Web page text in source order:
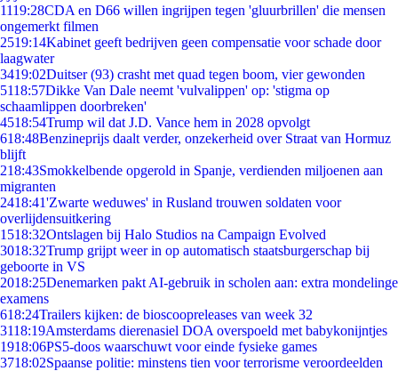
1119:28CDA en D66 willen ingrijpen tegen 'gluurbrillen' die mensen
ongemerkt filmen
2519:14Kabinet geeft bedrijven geen compensatie voor schade door
laagwater
3419:02Duitser (93) crasht met quad tegen boom, vier gewonden
5118:57Dikke Van Dale neemt 'vulvalippen' op: 'stigma op
schaamlippen doorbreken'
4518:54Trump wil dat J.D. Vance hem in 2028 opvolgt
618:48Benzineprijs daalt verder, onzekerheid over Straat van Hormuz
blijft
218:43Smokkelbende opgerold in Spanje, verdienden miljoenen aan
migranten
2418:41'Zwarte weduwes' in Rusland trouwen soldaten voor
overlijdensuitkering
1518:32Ontslagen bij Halo Studios na Campaign Evolved
3018:32Trump grijpt weer in op automatisch staatsburgerschap bij
geboorte in VS
2018:25Denemarken pakt AI-gebruik in scholen aan: extra mondelinge
examens
618:24Trailers kijken: de bioscoopreleases van week 32
3118:19Amsterdams dierenasiel DOA overspoeld met babykonijntjes
1918:06PS5-doos waarschuwt voor einde fysieke games
3718:02Spaanse politie: minstens tien voor terrorisme veroordeelden